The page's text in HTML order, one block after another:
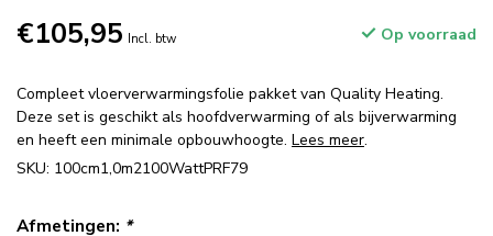
€105,95 Incl. btw Op voorraad
Compleet vloerverwarmingsfolie pakket van Quality Heating.
Deze set is geschikt als hoofdverwarming of als bijverwarming
en heeft een minimale opbouwhoogte. Lees meer.
SKU: 100cm1,0m2100WattPRF79
Afmetingen: *